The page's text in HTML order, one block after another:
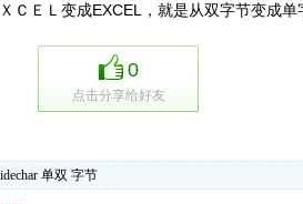
ＣＥＬ变成EXCEL，就是从双字节变成单
0
点击分享给好友
单双 字节